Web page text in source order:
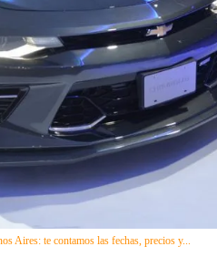
Aires: te contamos las fechas, precios y...